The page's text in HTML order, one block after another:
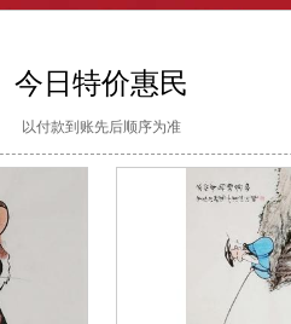
今日特价惠民
以付款到账先后顺序为准